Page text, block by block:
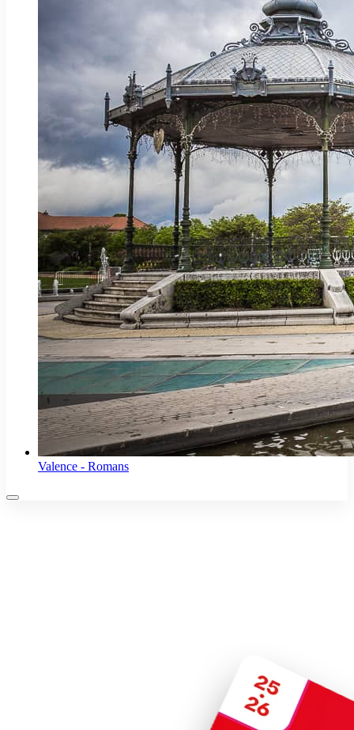
Valence - Romans